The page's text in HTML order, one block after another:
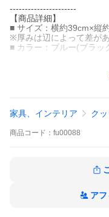
----------------------
【商品詳細】
■ サイズ：横約39cm×縦
※厚みは辺によって差が
■ カラー：ブルー(ブラッ
通気性の良い作りなので
ッション 衝撃吸収 腰痛
ーク 在宅勤務 テレワー
家具、インテリア ク
商品 コード： fu00088
ア